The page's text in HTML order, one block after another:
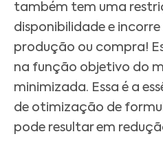
também tem uma
disponibilidade e
produção ou compra!
na função objetivo do
minimizada. Essa é a
de otimização de
pode resultar em